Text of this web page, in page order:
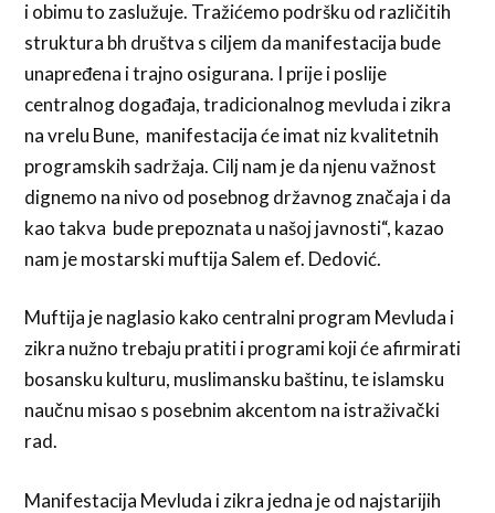
i obimu to zaslužuje. Tražićemo podršku od različitih
struktura bh društva s ciljem da manifestacija bude
unapređena i trajno osigurana. I prije i poslije
centralnog događaja, tradicionalnog mevluda i zikra
na vrelu Bune, manifestacija će imat niz kvalitetnih
programskih sadržaja. Cilj nam je da njenu važnost
dignemo na nivo od posebnog državnog značaja i da
kao takva bude prepoznata u našoj javnosti“, kazao
nam je mostarski muftija Salem ef. Dedović.
Muftija je naglasio kako centralni program Mevluda i
zikra nužno trebaju pratiti i programi koji će afirmirati
bosansku kulturu, muslimansku baštinu, te islamsku
naučnu misao s posebnim akcentom na istraživački
rad.
Manifestacija Mevluda i zikra jedna je od najstarijih